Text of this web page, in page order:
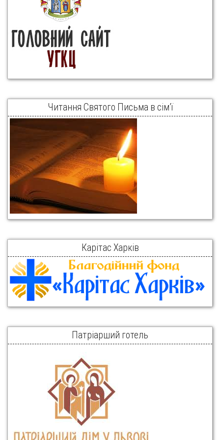
Читання Святого Письма в сім’ї
Карітас Харків
Патріарший готель